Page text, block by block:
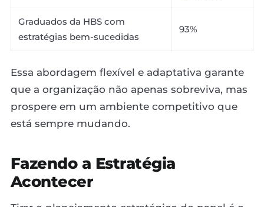
Graduados da HBS com
estratégias bem-sucedidas
93%
Essa abordagem flexível e adaptativa garante
que a organização não apenas sobreviva, mas
prospere em um ambiente competitivo que
está sempre mudando.
Fazendo a Estratégia
Acontecer